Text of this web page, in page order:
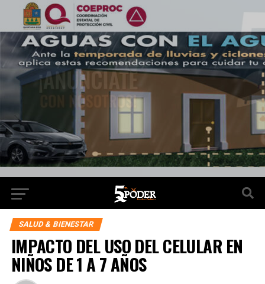
SALUD & BIENESTAR
IMPACTO DEL USO DEL CELULAR EN
NIÑOS DE 1 A 7 AÑOS